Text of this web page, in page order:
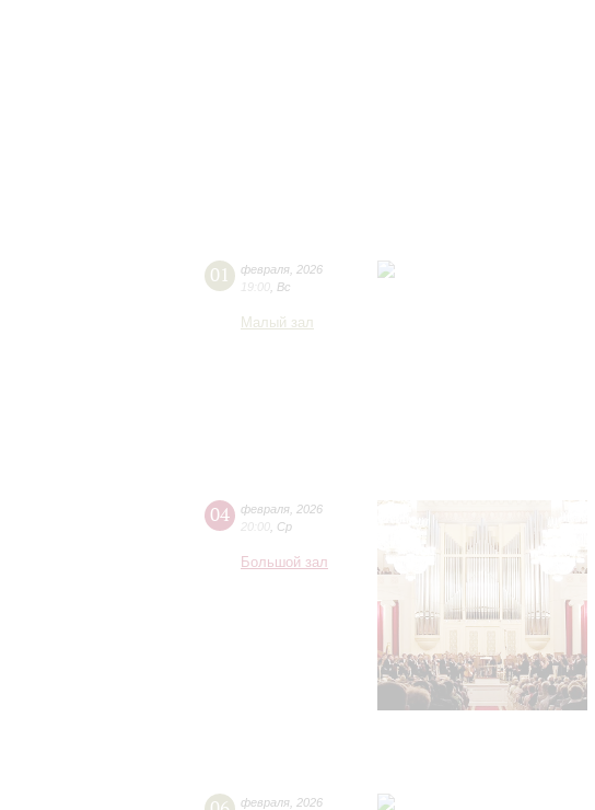
01 февраля 2026
19:00 Вс
Малый зал
04 февраля 2026
20:00 Ср
Большой зал
февраля 2026